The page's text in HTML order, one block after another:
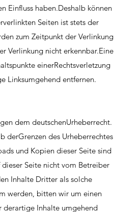
Einfluss haben.Deshalb können
Seiten ist stets der
zum Zeitpunkt der Verlinkung
Verlinkung nicht erkennbar.Eine
einerRechtsverletzung
Linksumgehend entfernen.
dem deutschenUrheberrecht.
derGrenzen des Urheberrechtes
und Kopien dieser Seite sind
Seite nicht vom Betreiber
Inhalte Dritter als solche
werden, bitten wir um einen
derartige Inhalte umgehend